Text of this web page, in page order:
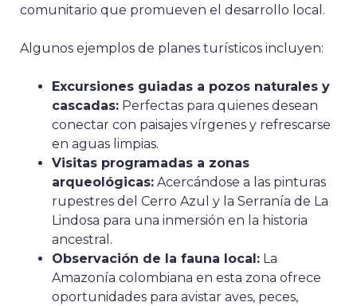
comunitario que promueven el desarrollo local.
Algunos ejemplos de planes turísticos incluyen:
Excursiones guiadas a pozos naturales y
cascadas: Perfectas para quienes desean
conectar con paisajes vírgenes y refrescarse
en aguas limpias.
Visitas programadas a zonas
arqueológicas: Acercándose a las pinturas
rupestres del Cerro Azul y la Serranía de La
Lindosa para una inmersión en la historia
ancestral.
Observación de la fauna local: La
Amazonía colombiana en esta zona ofrece
oportunidades para avistar aves, peces,